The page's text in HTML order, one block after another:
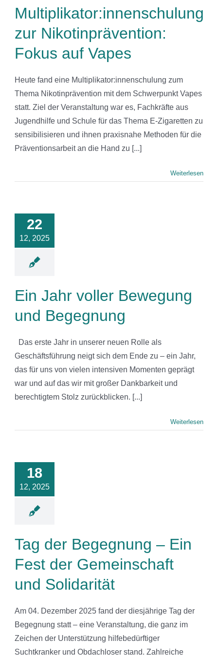
Multiplikator:innenschulung
zur Nikotinprävention:
Fokus auf Vapes
Heute fand eine Multiplikator:innenschulung zum
Thema Nikotinprävention mit dem Schwerpunkt Vapes
statt. Ziel der Veranstaltung war es, Fachkräfte aus
Jugendhilfe und Schule für das Thema E-Zigaretten zu
sensibilisieren und ihnen praxisnahe Methoden für die
Präventionsarbeit an die Hand zu [...]
Weiterlesen
22
12, 2025
und
Ein Jahr voller Bewegung
und Begegnung
‎ ‎‎ Das erste Jahr in unserer neuen Rolle als
Geschäftsführung neigt sich dem Ende zu – ein Jahr,
das für uns von vielen intensiven Momenten geprägt
war und auf das wir mit großer Dankbarkeit und
berechtigtem Stolz zurückblicken. [...]
Weiterlesen
18
12, 2025
der
Tag der Begegnung – Ein
Fest der Gemeinschaft
und Solidarität
Am 04. Dezember 2025 fand der diesjährige Tag der
Begegnung statt – eine Veranstaltung, die ganz im
Zeichen der Unterstützung hilfebedürftiger
Suchtkranker und Obdachloser stand. Zahlreiche